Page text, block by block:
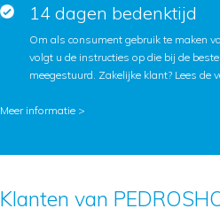
14 dagen bedenktijd
Om als consument gebruik te maken
volgt u de instructies op die bij de
meegestuurd. Zakelijke klant? Lees de
Meer informatie >
Klanten van